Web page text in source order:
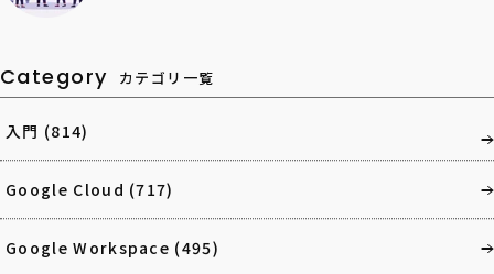
Category カテゴリ一覧
入門 (814)
Google Cloud (717)
Google Workspace (495)